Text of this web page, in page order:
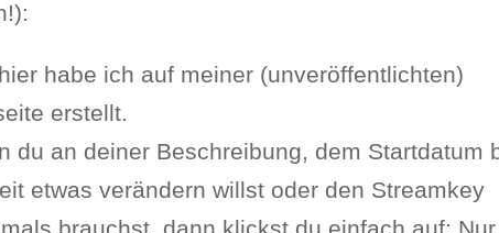
habe ich auf meiner (unveröffentlichten)
erstellt.
du an deiner Beschreibung, dem Startdatum
etwas verändern willst oder den Streamkey
brauchst, dann klickst du einfach auf: Nur